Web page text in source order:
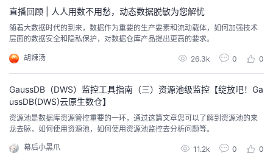
直播回顾 | 人人用数不用愁，动态数据脱敏为您解忧
随着大数据时代的到来，数据作为重要的生产要素和流动载体，如何加强技术
层面的数据安全和隐私保护，对数据仓库产品提出更高的要求。
胡辣汤 26.3k 0 0
GaussDB（DWS）监控工具指南（三）资源池级监控【绽放吧！Ga
ussDB(DWS)云原生数仓】
资源池是数据库资源管控重要的一环，通过这篇文章您可以了解到资源池的来
龙去脉，如何使用资源池，如何使用资源池监控去分析问题等。
幕后小黑爪 11.2k 0 0